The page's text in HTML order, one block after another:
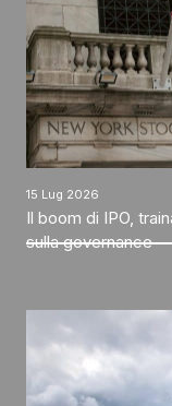
15 Lug 2026
Il boom di IPO,
sulla governance